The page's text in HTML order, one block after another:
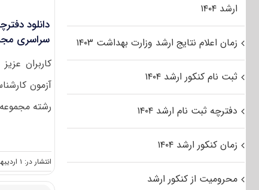
سراسری
کاربران
رشته
انتشار در: ۱ اردیبهشت, ۱۳۹۵
ارشد ۱۴۰۴
زمان اعلام نتایج ارشد وزارت بهداشت ۱۴۰۳
ثبت نام کنکور ارشد ۱۴۰۴
دفترچه ثبت نام ارشد ۱۴۰۴
زمان کنکور ارشد ۱۴۰۴
محرومیت از کنکور ارشد